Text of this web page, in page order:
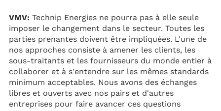
VMV: Technip Energies ne pourra pas à elle seule
imposer le changement dans le secteur. Toutes les
parties prenantes doivent être impliquées. L'une de
nos approches consiste à amener les clients, les
sous-traitants et les fournisseurs du monde entier à
collaborer et à s'entendre sur les mêmes standards
minimum acceptables. Nous avons des échanges
libres et ouverts avec nos pairs et d'autres
entreprises pour faire avancer ces questions